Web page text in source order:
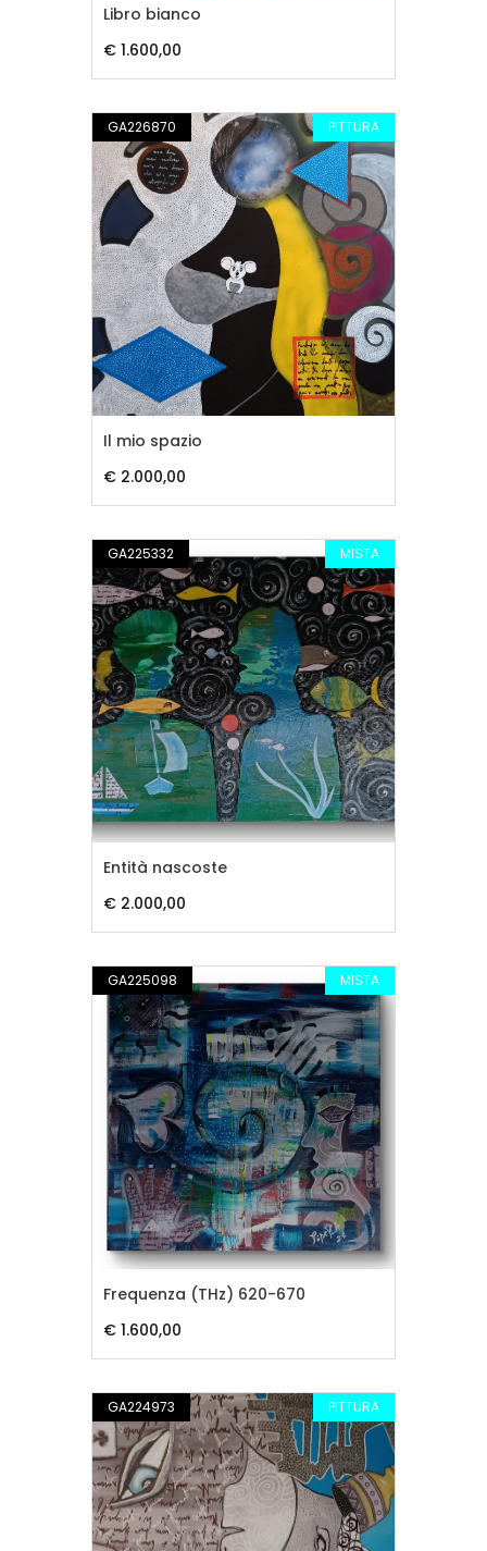
Libro bianco
€ 1.600,00
GA226870 PITTURA
Il mio spazio
€ 2.000,00
GA225332 MISTA
Entità nascoste
€ 2.000,00
GA225098 MISTA
Frequenza (THz) 620-670
€ 1.600,00
GA224973 PITTURA